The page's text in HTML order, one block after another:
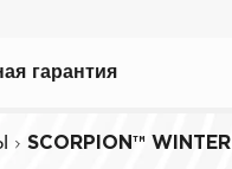
гарантия
SCORPION™ WINTER